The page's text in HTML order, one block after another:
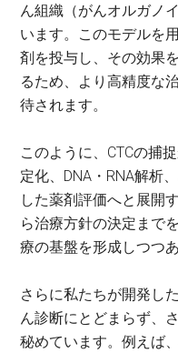
ん組織（がんオルガノ
います。このモデルを
剤を投与し、その効果
るため、より高精度な
待されます。
このように、CTCの捕
定化、DNA・RNA解析
した薬剤評価へと展開
ら治療方針の決定まで
療の基盤を形成しつつあ
さらに私たちが開発し
ん診断にとどまらず、
秘めています。例えば